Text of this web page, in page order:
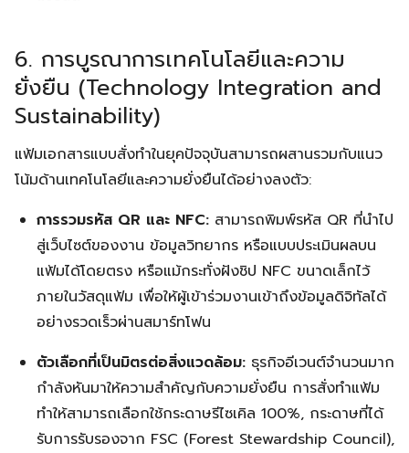
6. การบูรณาการเทคโนโลยีและความ
ยั่งยืน (Technology Integration and
Sustainability)
แฟ้มเอกสารแบบสั่งทำในยุคปัจจุบันสามารถผสานรวมกับแนว
โน้มด้านเทคโนโลยีและความยั่งยืนได้อย่างลงตัว:
การรวมรหัส QR และ NFC: สามารถพิมพ์รหัส QR ที่นำไป
สู่เว็บไซต์ของงาน ข้อมูลวิทยากร หรือแบบประเมินผลบน
แฟ้มได้โดยตรง หรือแม้กระทั่งฝังชิป NFC ขนาดเล็กไว้
ภายในวัสดุแฟ้ม เพื่อให้ผู้เข้าร่วมงานเข้าถึงข้อมูลดิจิทัลได้
อย่างรวดเร็วผ่านสมาร์ทโฟน
ตัวเลือกที่เป็นมิตรต่อสิ่งแวดล้อม: ธุรกิจอีเวนต์จำนวนมาก
กำลังหันมาให้ความสำคัญกับความยั่งยืน การสั่งทำแฟ้ม
ทำให้สามารถเลือกใช้กระดาษรีไซเคิล 100%, กระดาษที่ได้
รับการรับรองจาก FSC (Forest Stewardship Council),